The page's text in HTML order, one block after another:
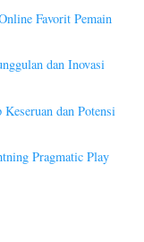
Favorit Pemain
dan Inovasi
dan Potensi
Pragmatic Play